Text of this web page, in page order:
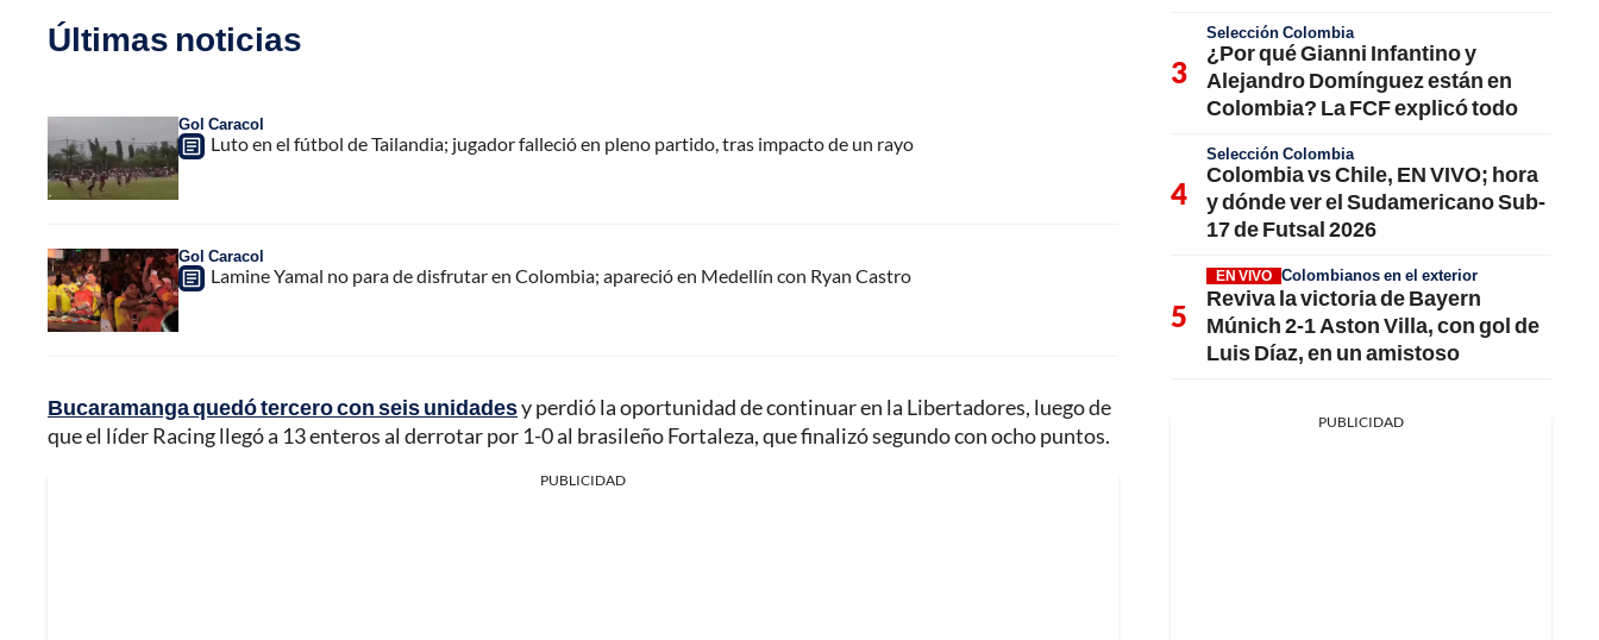
Últimas noticias
Gol Caracol
Luto en el fútbol de Tailandia; jugador falleció en pleno partido, tras impacto de un rayo
Gol Caracol
Lamine Yamal no para de disfrutar en Colombia; apareció en Medellín con Ryan Castro
Bucaramanga quedó tercero con seis unidadesy perdió la oportunidad de continuar en la Libertadores, luego de
que el líder Racing llegó a 13 enteros al derrotar por 1-0 al brasileño Fortaleza, que finalizó segundo con ocho puntos.
PUBLICIDAD
Selección Colombia
¿Por qué Gianni Infantino y
Alejandro Domínguez están en
Colombia? La FCF explicó todo
Selección Colombia
Colombia vs Chile, EN VIVO; hora
y dónde ver el Sudamericano Sub-
17 de Futsal 2026
EN VIVO Colombianos en el exterior
Reviva la victoria de Bayern
Múnich 2-1 Aston Villa, con gol de
Luis Díaz, en un amistoso
PUBLICIDAD